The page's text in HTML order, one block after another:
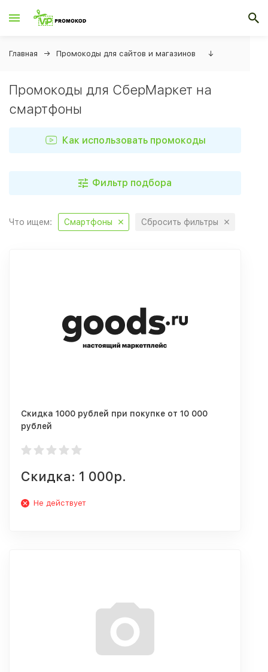
Главная Промокоды для сайтов и магазинов ↓
Промокоды для СберМаркет на
смартфоны
Как использовать промокоды
Фильтр подбора
Что ищем: Смартфоны Сбросить фильтры
Скидка 1000 рублей при покупке от 10 000
рублей
Скидка: 1 000р.
Не действует